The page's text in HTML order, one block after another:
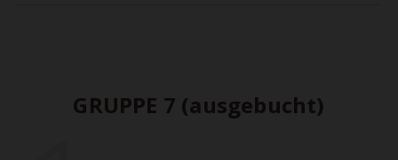
GRUPPE 7 (ausgebucht)